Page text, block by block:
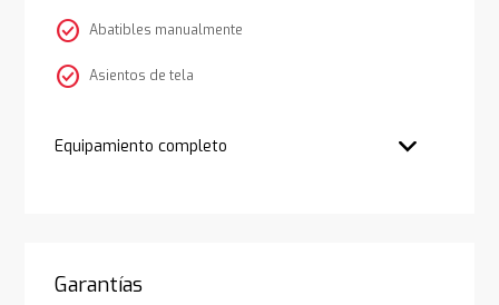
check_circle Abatibles manualmente
check_circle Asientos de tela
Equipamiento completo
Garantías